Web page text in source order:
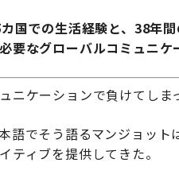
国での生活経験と、38年
要なグローバルコミュニケ
ニケーションで負けてし
語でそう語るマンジョッ
ティブを提供してきた。